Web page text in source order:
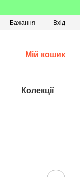
Бажання Вхід
Мій кошик
Колекції